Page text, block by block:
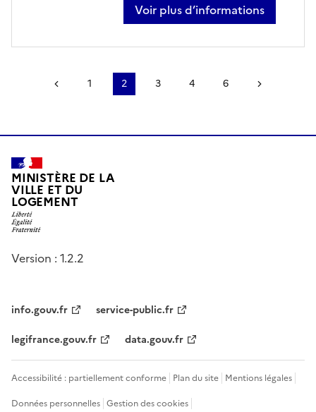
Voir plus d’informations
sur bruno dupontreue
Page précédente
1 2 3 4 6
MINISTÈRE DE LA
VILLE ET DU
LOGEMENT
Version : 1.2.2
info.gouv.fr
service-public.fr
legifrance.gouv.fr
data.gouv.fr
Accessibilité : partiellement conforme Plan du site Mentions légales
Données personnelles Gestion des cookies